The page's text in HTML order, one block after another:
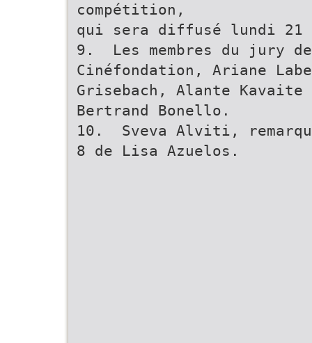
compétition,
qui sera diffusé lundi 21
9. Les membres du jury
Cinéfondation, Ariane
Grisebach, Alante
Bertrand Bonello.
10. Sveva Alviti,
8 de Lisa Azuelos.